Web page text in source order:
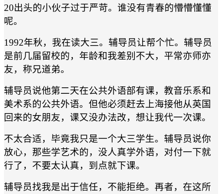
20出头的小伙子过于严苛。谁没有青春的懵懵懂懂
呢。
1992年秋，我在读大三。辅导员让帮个忙。辅导员
是前几届留校的，年龄和我差别不大，平常亦师亦
友，称兄道弟。
辅导员说他第二天在公共外语部有课，教音乐系和
美术系的公共外语。但他必须赶去上海接他从英国
回来的女朋友，课又没办法改，想让我代一次课。
不太合适，毕竟我只是一个大三学生。辅导员说你
放心，那些学艺术的，没人真学外语，对付一下就
行了，不要太认真，到点就下课。
辅导员找我是出于信任，不能拒绝。再者，在这所